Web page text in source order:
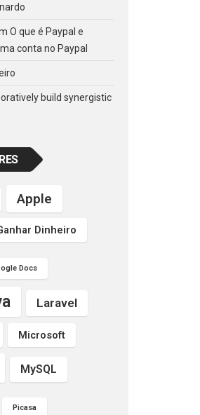
O que é Paypal e
conta no Paypal
build synergistic
Apple
Dinheiro
Docs
Laravel
Microsoft
MySQL
Picasa